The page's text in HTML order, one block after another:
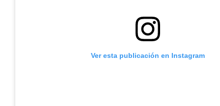
Ver esta publicación en Instagram